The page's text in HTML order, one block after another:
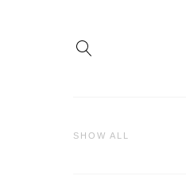
SHOW ALL